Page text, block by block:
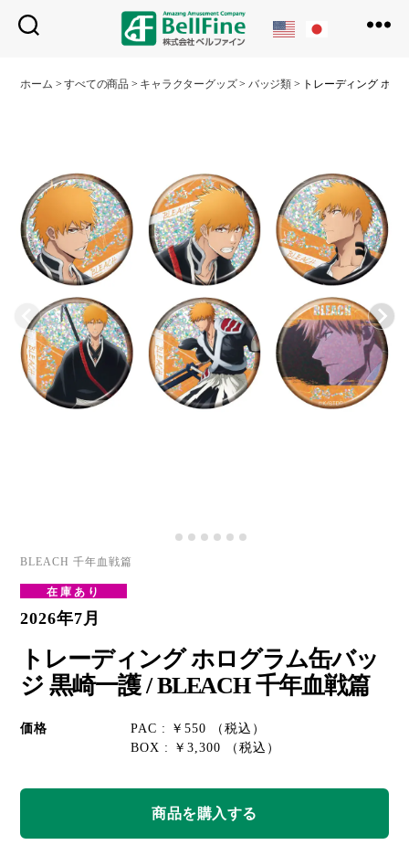
フ
ホーム >すべての商品 > キャラクターグッズ> バッジ類> トレーディング ホロ
BLEACH 千年血戦篇
在庫あり
2026年7月
トレーディング ホログラム缶バッ
ジ 黒崎一護 / BLEACH 千年血戦篇
価格
PAC : ￥550 （税込）
BOX : ￥3,300 （税込）